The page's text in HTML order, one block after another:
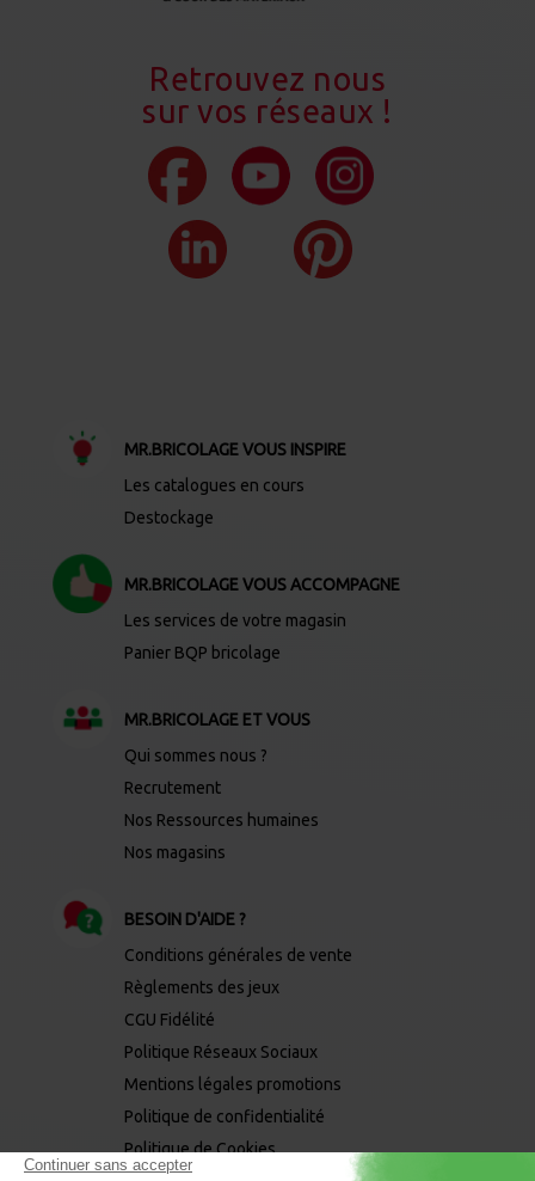
Retrouvez nous
sur vos réseaux !
MR.BRICOLAGE VOUS INSPIRE
Les catalogues en cours
Destockage
MR.BRICOLAGE VOUS ACCOMPAGNE
Les services de votre magasin
Panier BQP bricolage
MR.BRICOLAGE ET VOUS
Qui sommes nous ?
Recrutement
Nos Ressources humaines
Nos magasins
BESOIN D'AIDE ?
Conditions générales de vente
Règlements des jeux
CGU Fidélité
Politique Réseaux Sociaux
Mentions légales promotions
Politique de confidentialité
Politique de Cookies